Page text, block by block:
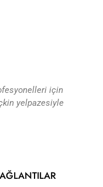
için
yelpazesiyle